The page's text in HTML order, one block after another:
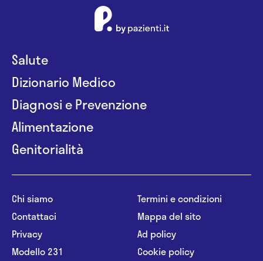
Salute
Dizionario Medico
Diagnosi e Prevenzione
Alimentazione
Genitorialità
Chi siamo
Contattaci
Privacy
Modello 231
Termini e condizioni
Mappa del sito
Ad policy
Cookie policy